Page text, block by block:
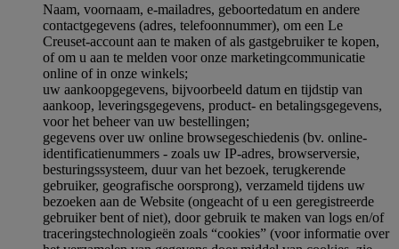
Naam, voornaam, e-mailadres, geboortedatum en andere
contactgegevens (adres, telefoonnummer), om een Le
Creuset-account aan te maken of als gastgebruiker te kopen,
of om u aan te melden voor onze marketingcommunicatie
online of in onze winkels;
uw aankoopgegevens, bijvoorbeeld datum en tijdstip van
aankoop, leveringsgegevens, product- en betalingsgegevens,
voor het beheer van uw bestellingen;
gegevens over uw online browsegeschiedenis (bv. online-
identificatienummers - zoals uw IP-adres, browserversie,
besturingssysteem, duur van het bezoek, terugkerende
gebruiker, geografische oorsprong), verzameld tijdens uw
bezoeken aan de Website (ongeacht of u een geregistreerde
gebruiker bent of niet), door gebruik te maken van logs en/of
traceringstechnologieën zoals “cookies” (voor informatie over